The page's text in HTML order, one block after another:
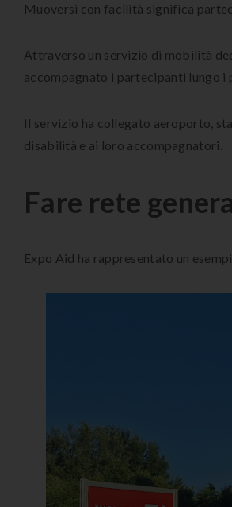
Muoversi con facilità significa
Attraverso un servizio di mobilità
accompagnato i partecipanti lungo
Il servizio ha collegato aeroporto,
disabilità e ai loro accompagnatori.
Fare rete g
Expo Aid ha rappresentato un